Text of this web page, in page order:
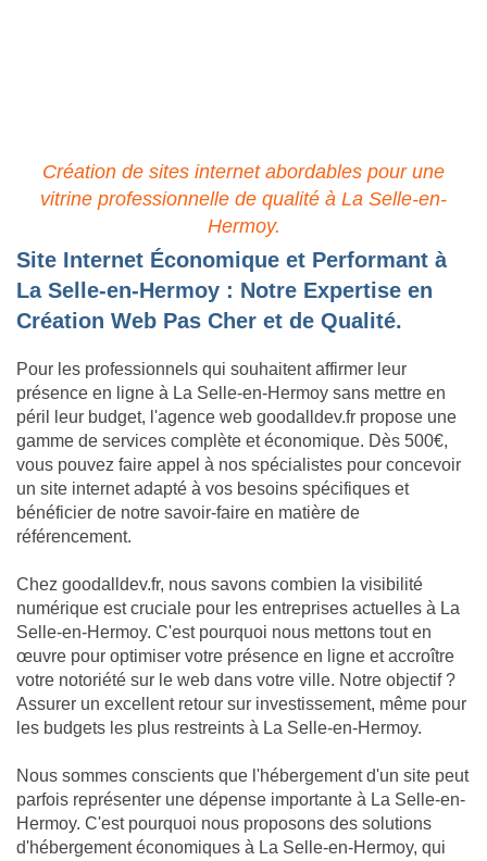
Création de sites internet abordables pour une
vitrine professionnelle de qualité à La Selle-en-
Hermoy.
Site Internet Économique et Performant à
La Selle-en-Hermoy : Notre Expertise en
Création Web Pas Cher et de Qualité.
Pour les professionnels qui souhaitent affirmer leur
présence en ligne à La Selle-en-Hermoy sans mettre en
péril leur budget, l'agence web goodalldev.fr propose une
gamme de services complète et économique. Dès 500€,
vous pouvez faire appel à nos spécialistes pour concevoir
un site internet adapté à vos besoins spécifiques et
bénéficier de notre savoir-faire en matière de
référencement.
Chez goodalldev.fr, nous savons combien la visibilité
numérique est cruciale pour les entreprises actuelles à La
Selle-en-Hermoy. C'est pourquoi nous mettons tout en
œuvre pour optimiser votre présence en ligne et accroître
votre notoriété sur le web dans votre ville. Notre objectif ?
Assurer un excellent retour sur investissement, même pour
les budgets les plus restreints à La Selle-en-Hermoy.
Nous sommes conscients que l'hébergement d'un site peut
parfois représenter une dépense importante à La Selle-en-
Hermoy. C'est pourquoi nous proposons des solutions
d'hébergement économiques à La Selle-en-Hermoy, qui